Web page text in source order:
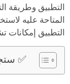
التطبيق وطريقة
المتاحة عليه
التطبيق إمكانات
✅